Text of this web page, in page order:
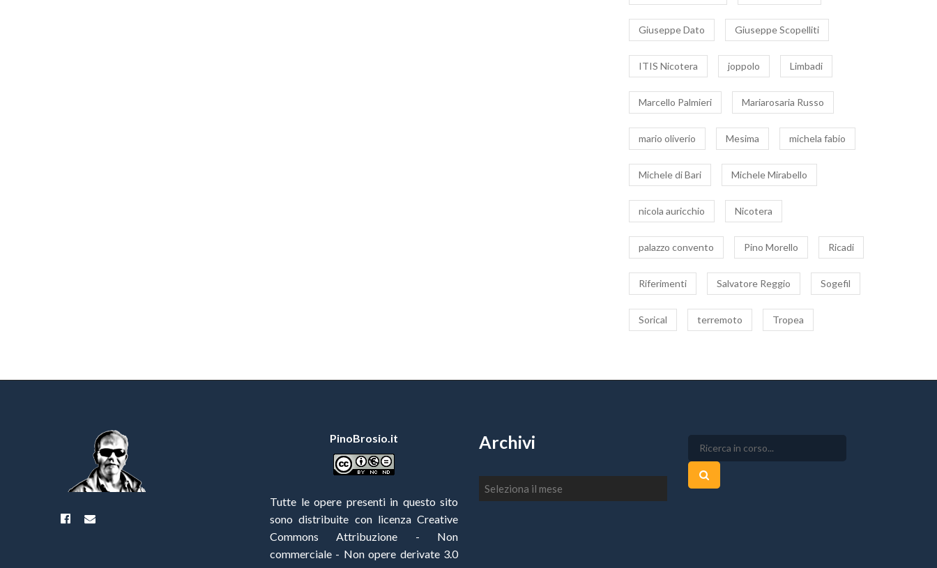
Giuseppe Dato Giuseppe Scopelliti
ITIS Nicotera joppolo Limbadi
Marcello Palmieri Mariarosaria Russo
mario oliverio Mesima michela fabio
Michele di Bari Michele Mirabello
nicola auricchio Nicotera
palazzo convento Pino Morello Ricadi
Riferimenti Salvatore Reggio Sogefil
Sorical terremoto Tropea
PinoBrosio.it
Tutte le opere presenti in questo sito
sono distribuite con licenza Creative
Commons Attribuzione - Non
commerciale - Non opere derivate 3.0
Archivi
Archivi